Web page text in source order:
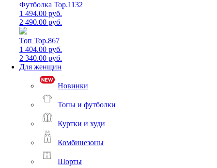
Футболка Top.1132
1 494.00 руб.
2 490.00 руб.
Топ Top.867
1 404.00 руб.
2 340.00 руб.
Для женщин
Новинки
Топы и футболки
Куртки и худи
Комбинезоны
Шорты